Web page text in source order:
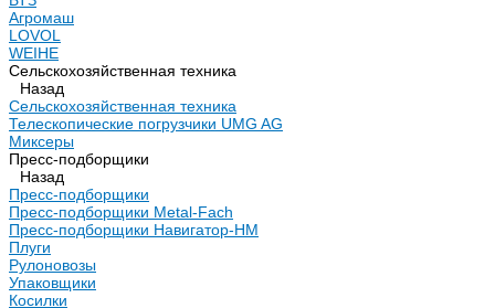
Агромаш
LOVOL
WEIHE
Сельскохозяйственная техника
Назад
Сельскохозяйственная техника
Телескопические погрузчики UMG AG
Миксеры
Пресс-подборщики
Назад
Пресс-подборщики
Пресс-подборщики Metal-Fach
Пресс-подборщики Навигатор-НМ
Плуги
Рулоновозы
Упаковщики
Косилки